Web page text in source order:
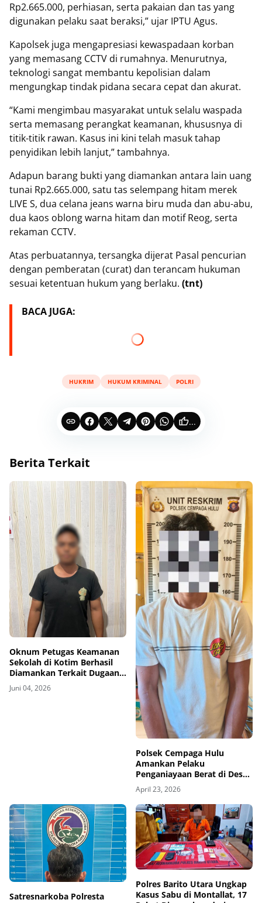
Rp2.665.000, perhiasan, serta pakaian dan tas yang
digunakan pelaku saat beraksi,” ujar IPTU Agus.
Kapolsek juga mengapresiasi kewaspadaan korban
yang memasang CCTV di rumahnya. Menurutnya,
teknologi sangat membantu kepolisian dalam
mengungkap tindak pidana secara cepat dan akurat.
“Kami mengimbau masyarakat untuk selalu waspada
serta memasang perangkat keamanan, khususnya di
titik-titik rawan. Kasus ini kini telah masuk tahap
penyidikan lebih lanjut,” tambahnya.
Adapun barang bukti yang diamankan antara lain uang
tunai Rp2.665.000, satu tas selempang hitam merek
LIVE S, dua celana jeans warna biru muda dan abu-abu,
dua kaos oblong warna hitam dan motif Reog, serta
rekaman CCTV.
Atas perbuatannya, tersangka dijerat Pasal pencurian
dengan pemberatan (curat) dan terancam hukuman
sesuai ketentuan hukum yang berlaku. (tnt)
BACA JUGA:
HUKRIM HUKUM KRIMINAL POLRI
...
Berita Terkait
Oknum Petugas Keamanan
Sekolah di Kotim Berhasil
Diamankan Terkait Dugaan
Kekerasan Seksual terhadap
Anak Dibawah Umur
Juni 04, 2026
Polsek Cempaga Hulu
Amankan Pelaku
Penganiayaan Berat di Desa
Bukit Batu, Pasutri Alami
Luka Serius
April 23, 2026
Satresnarkoba Polresta
Polres Barito Utara Ungkap
Kasus Sabu di Montallat, 17